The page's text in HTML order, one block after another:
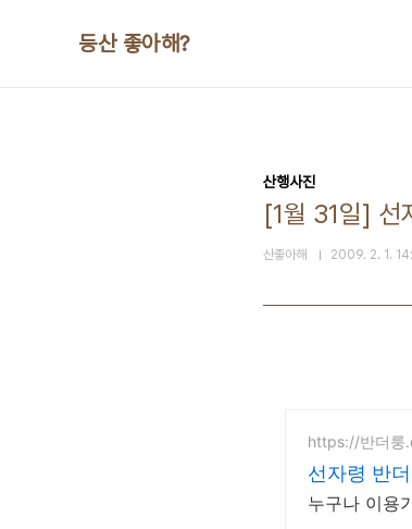
등산 좋아해?
산행사진
[1월 31일] 선
산좋아해 2009. 2. 1.
https://반더룽
선자령 반
누구나 이용